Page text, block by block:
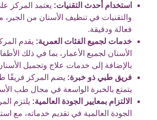
استخدام أحدث التقنيات: يعتمد المركز
والتقنيات في تنظيف الأسنان من الجير،
فعالة ودقيقة.
خدمات لجميع الفئات العمرية: يقدم
الأسنان لجميع الأعمار، بما في ذلك
بالإضافة إلى خدمات علاج وتجميل
فريق طبي ذو خبرة: يضم المركز فريقًا
يتمتع بالخبرة الواسعة في مجال طب
الالتزام بمعايير الجودة العالمية: يلتزم
الجودة العالمية في تقديم خدماته، مع